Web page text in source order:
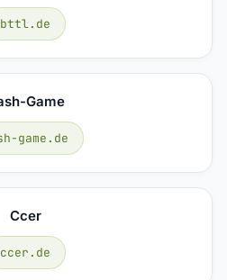
bttl.de
Game
game.de
Ccer
ccer.de